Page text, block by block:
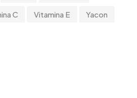
C Vitamina E Yacon